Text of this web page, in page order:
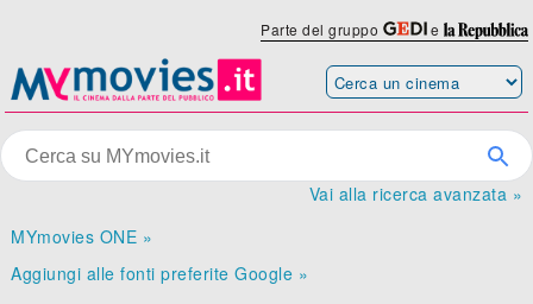
Parte del gruppo e
Vai alla ricerca avanzata »
MYmovies ONE »
Aggiungi alle fonti preferite Google »